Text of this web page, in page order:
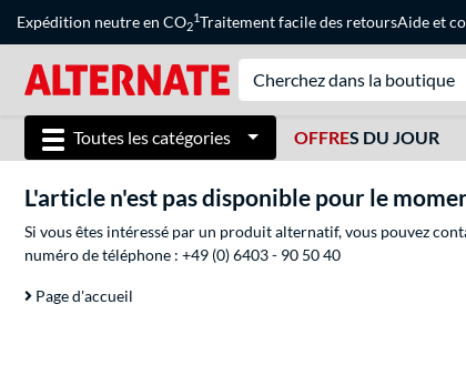
Expédition neutre en CO2
1Traitement facile des retoursAideet
Toutes les catégories OFFRES DU JOUR
L'article n'est pas disponible pour le
Si vous êtes intéressé par un produit alternatif, vous pouvez
numéro de téléphone : +49 (0) 6403 - 90 50 40
Page d'accueil